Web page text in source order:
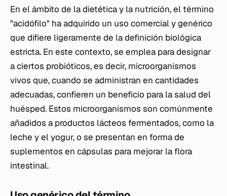
En el ámbito de la dietética y la nutrición, el término
"acidófilo" ha adquirido un uso comercial y genérico
que difiere ligeramente de la definición biológica
estricta. En este contexto, se emplea para designar
a ciertos probióticos, es decir, microorganismos
vivos que, cuando se administran en cantidades
adecuadas, confieren un beneficio para la salud del
huésped. Estos microorganismos son comúnmente
añadidos a productos lácteos fermentados, como la
leche y el yogur, o se presentan en forma de
suplementos en cápsulas para mejorar la flora
intestinal.